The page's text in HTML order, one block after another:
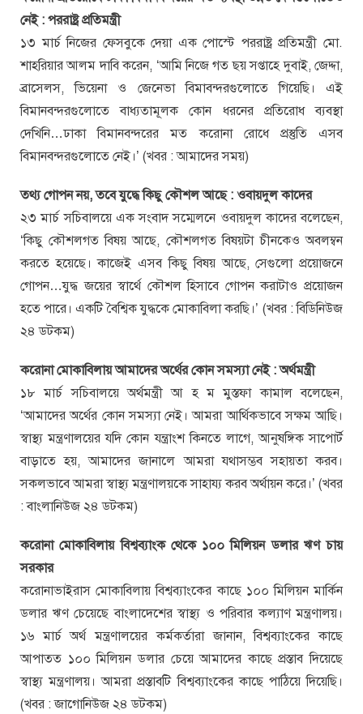
নেই : পররাষ্ট্র প্রতিমন্ত্রী
১৩ মার্চ নিজের ফেসবুকে দেয়া এক পোস্টে পররাষ্ট্র প্রতিমন্ত্রী মো.
শাহরিয়ার আলম দাবি করেন, ‘আমি নিজে গত ছয় সপ্তাহে দুবাই, জেদ্দা,
ব্রাসেলস, ভিয়েনা ও জেনেভা বিমাবন্দরগুলোতে গিয়েছি। এই
বিমানবন্দরগুলোতে বাধ্যতামূলক কোন ধরনের প্রতিরোধ ব্যবস্থা
দেখিনি…ঢাকা বিমানবন্দরের মত করোনা রোধে প্রস্তুতি এসব
বিমানবন্দরগুলোতে নেই।’ (খবর : আমাদের সময়)
তথ্য গোপন নয়, তবে যুদ্ধে কিছু কৌশল আছে : ওবায়দুল কাদের
২৩ মার্চ সচিবালয়ে এক সংবাদ সম্মেলনে ওবায়দুল কাদের বলেছেন,
‘কিছু কৌশলগত বিষয় আছে, কৌশলগত বিষয়টা চীনকেও অবলম্বন
করতে হয়েছে। কাজেই এসব কিছু বিষয় আছে, সেগুলো প্রয়োজনে
গোপন…যুদ্ধ জয়ের স্বার্থে কৌশল হিসাবে গোপন করাটাও প্রয়োজন
হতে পারে। একটি বৈশ্বিক যুদ্ধকে মোকাবিলা করছি।’ (খবর : বিডিনিউজ
২৪ ডটকম)
করোনা মোকাবিলায় আমাদের অর্থের কোন সমস্যা নেই : অর্থমন্ত্রী
১৮ মার্চ সচিবালয়ে অর্থমন্ত্রী আ হ ম মুস্তফা কামাল বলেছেন,
‘আমাদের অর্থের কোন সমস্যা নেই। আমরা আর্থিকভাবে সক্ষম আছি।
স্বাস্থ্য মন্ত্রণালয়ের যদি কোন যন্ত্রাংশ কিনতে লাগে, আনুষঙ্গিক সাপোর্ট
বাড়াতে হয়, আমাদের জানালে আমরা যথাসম্ভব সহায়তা করব।
সকলভাবে আমরা স্বাস্থ্য মন্ত্রণালয়কে সাহায্য করব অর্থায়ন করে।’ (খবর
: বাংলানিউজ ২৪ ডটকম)
করোনা মোকাবিলায় বিশ্বব্যাংক থেকে ১০০ মিলিয়ন ডলার ঋণ চায়
সরকার
করোনাভাইরাস মোকাবিলায় বিশ্বব্যাংকের কাছে ১০০ মিলিয়ন মার্কিন
ডলার ঋণ চেয়েছে বাংলাদেশের স্বাস্থ্য ও পরিবার কল্যাণ মন্ত্রণালয়।
১৬ মার্চ অর্থ মন্ত্রণালয়ের কর্মকর্তারা জানান, বিশ্বব্যাংকের কাছে
আপাতত ১০০ মিলিয়ন ডলার চেয়ে আমাদের কাছে প্রস্তাব দিয়েছে
স্বাস্থ্য মন্ত্রণালয়। আমরা প্রস্তাবটি বিশ্বব্যাংকের কাছে পাঠিয়ে দিয়েছি।
(খবর : জাগোনিউজ ২৪ ডটকম)